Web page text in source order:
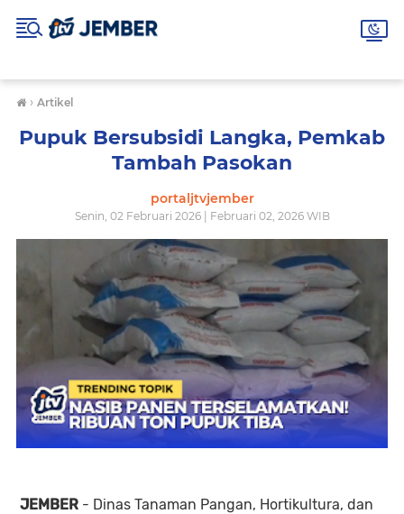
› Artikel
Pupuk Bersubsidi Langka, Pemkab
Tambah Pasokan
portaljtvjember
Senin, 02 Februari 2026 | Februari 02, 2026 WIB
JEMBER - Dinas Tanaman Pangan, Hortikultura, dan